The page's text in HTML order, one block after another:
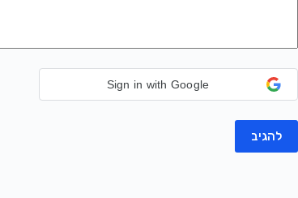
Sign in with Google
להגיב